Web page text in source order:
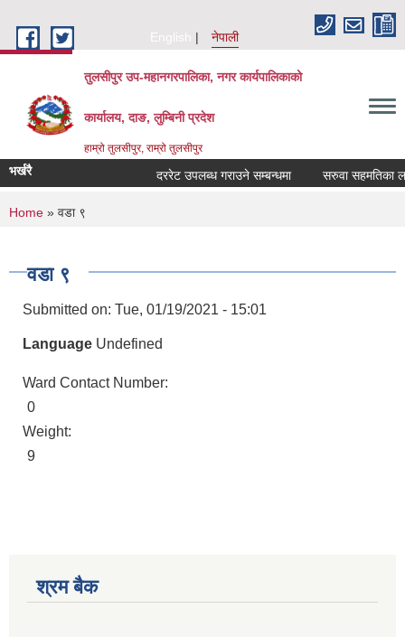
English
नेपाली
तुलसीपुर उप-महानगरपालिका, नगर कार्यपालिकाको
कार्यालय, दाङ, लुम्बिनी प्रदेश
हाम्रो तुलसीपुर, राम्रो तुलसीपुर
भर्खरै दररेट उपलब्ध गराउने सम्बन्धमा सरुवा सहमतिका
You are here
Home » वडा ९
वडा ९
Submitted on: Tue, 01/19/2021 - 15:01
Language Undefined
Ward Contact Number:
0
Weight:
9
श्रम बैक